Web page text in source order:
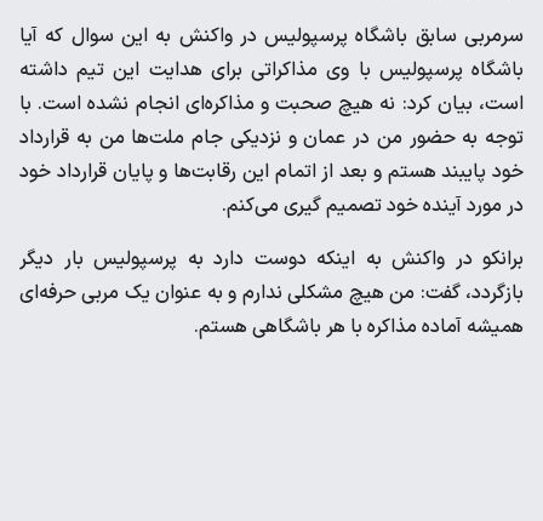
سرمربی سابق باشگاه پرسپولیس در واکنش به این سوال که آیا
باشگاه پرسپولیس با وی مذاکراتی برای هدایت این تیم داشته
است، بیان کرد: نه هیچ صحبت و مذاکره‌ای انجام نشده است. با
توجه به حضور من در عمان و نزدیکی جام ملت‌ها من به قرارداد
خود پایبند هستم و بعد از اتمام این رقابت‌ها و پایان قرارداد خود
در مورد آینده خود تصمیم گیری می‌کنم.
برانکو در واکنش به اینکه دوست دارد به پرسپولیس بار دیگر
بازگردد، گفت: من هیچ مشکلی ندارم و به عنوان یک مربی حرفه‌ای
همیشه آماده مذاکره با هر باشگاهی هستم.